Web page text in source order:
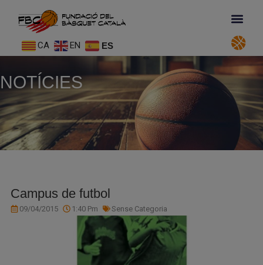
CA EN ES
NOTÍCIES
Campus de futbol
09/04/2015 1:40 Pm Sense Categoria